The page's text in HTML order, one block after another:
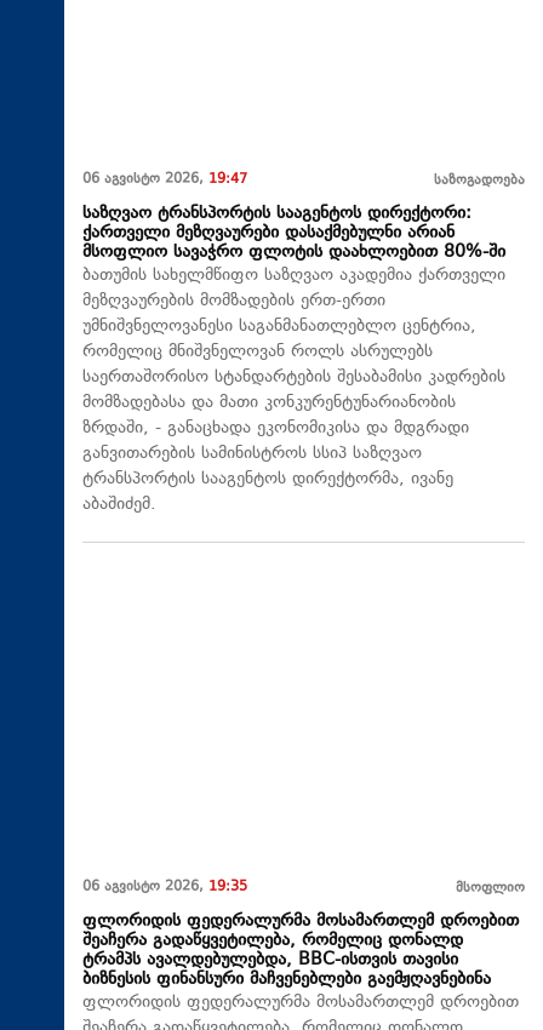
06 აგვისტო 2026, 19:47 საზოგადოება
საზღვაო ტრანსპორტის სააგენტოს დირექტორი:
ქართველი მეზღვაურები დასაქმებულნი არიან
მსოფლიო სავაჭრო ფლოტის დაახლოებით 80%-ში
ბათუმის სახელმწიფო საზღვაო აკადემია ქართველი
მეზღვაურების მომზადების ერთ-ერთი
უმნიშვნელოვანესი საგანმანათლებლო ცენტრია,
რომელიც მნიშვნელოვან როლს ასრულებს
საერთაშორისო სტანდარტების შესაბამისი კადრების
მომზადებასა და მათი კონკურენტუნარიანობის
ზრდაში, - განაცხადა ეკონომიკისა და მდგრადი
განვითარების სამინისტროს სსიპ საზღვაო
ტრანსპორტის სააგენტოს დირექტორმა, ივანე
აბაშიძემ.
06 აგვისტო 2026, 19:35 მსოფლიო
ფლორიდის ფედერალურმა მოსამართლემ დროებით
შეაჩერა გადაწყვეტილება, რომელიც დონალდ
ტრამპს ავალდებულებდა, BBC-ისთვის თავისი
ბიზნესის ფინანსური მაჩვენებლები გაემჟღავნებინა
ფლორიდის ფედერალურმა მოსამართლემ დროებით